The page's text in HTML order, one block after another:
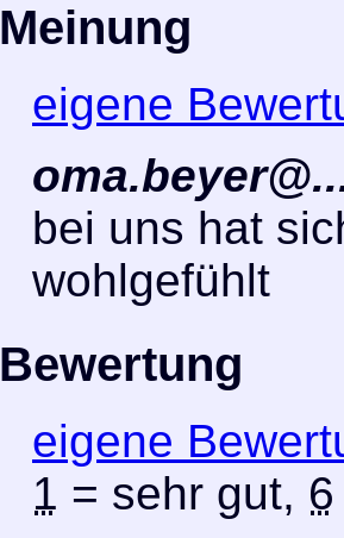
Meinung
eigene
bei uns hat
wohlgefühlt
Bewertung
eigene
1 = sehr gut, 6